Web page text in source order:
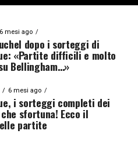
6 mesi ago
dopo i sorteggi di
«Partite difficili e molto
Bellingham…»
6 mesi ago
i sorteggi completi dei
sfortuna! Ecco il
partite